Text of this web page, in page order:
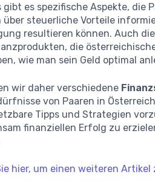
es spezifische Aspekte, die
über steuerliche Vorteile
resultieren können. Auch
die
wie man sein Geld optimal
wir daher verschiedene
von Paaren in
Tipps und Strategien
finanziellen Erfolg zu
hier, um einen weiteren Artikel